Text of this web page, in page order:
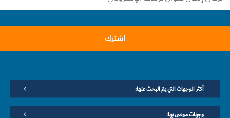
اشترك
أكثر الوجهات التي يتم البحث عنها:
وجهات موصى بها: